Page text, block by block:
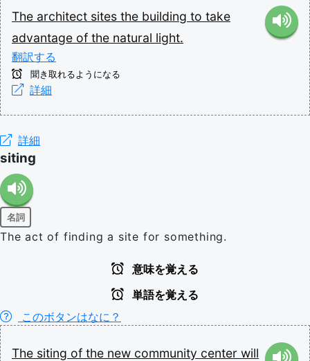
The architect sites the building to take
advantage of the natural light.
翻訳する
聞き取れるようになる
詳細
詳細
siting
名詞
The act of finding a site for something.
意味を覚える
単語を覚える
このボタンはなに？
The siting of the new community center will